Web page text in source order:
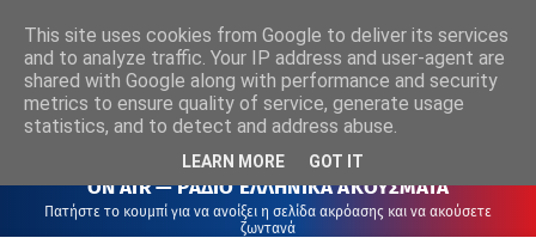
ΡΑΔΙΟ
ΕΛΛΗΝΙΚΑ ΑΚΟΥΣΜΑΤΑ
ON AIR — ΡΑΔΙΟ ΕΛΛΗΝΙΚΑ ΑΚΟΥΣΜΑΤΑ
Πατήστε το κουμπί για να ανοίξει η σελίδα ακρόασης και να ακούσετε
ζωντανά
This site uses cookies from Google to deliver its services
and to analyze traffic. Your IP address and user-agent are
shared with Google along with performance and security
metrics to ensure quality of service, generate usage
statistics, and to detect and address abuse.
LEARN MORE GOT IT